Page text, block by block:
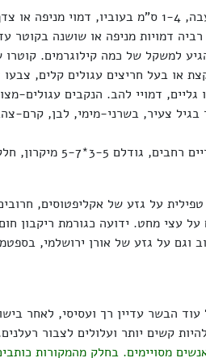
גוף הרביה חד-שנתי, הכובע עבה, 1-4 ס"מ
או בעל חריצים עגולים קלים,
צעיר, בשרני-מימי, לבן, קרם-
הנבגים ביצתיים או
על גזע של אקליפטוסים,
על עצי מחט. ידועה כגורמת ריקבון
וגם על גזע של אורן ירושלמי,
קשים יותר ועלולים לצבור
מסויימים. בחלק מהמקורות